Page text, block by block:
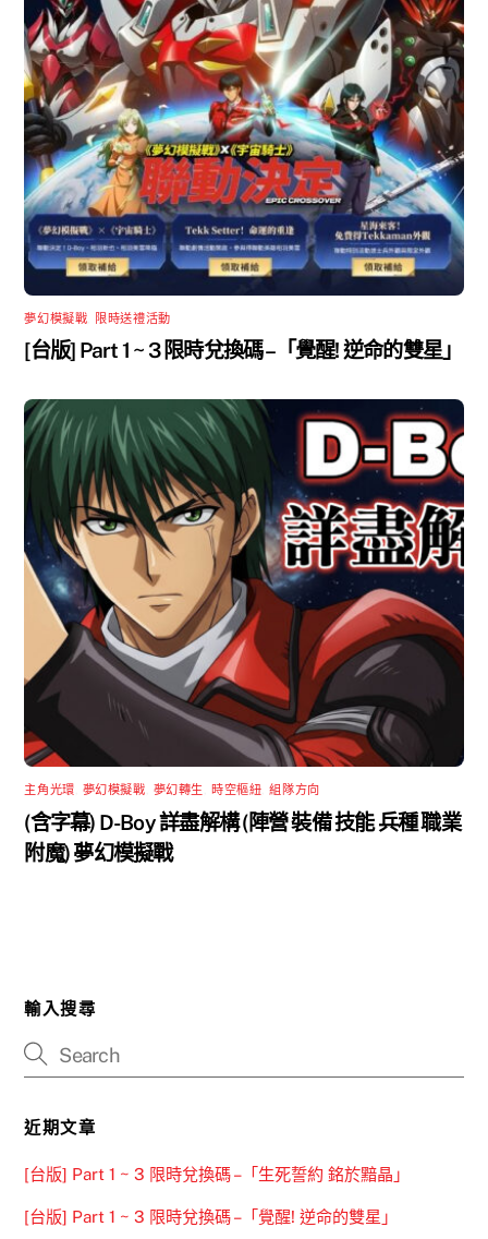
夢幻模擬戰 限時送禮活動
[台版] Part 1 ~ 3 限時兌換碼 –「覺醒! 逆命的雙星」
主角光環 夢幻模擬戰 夢幻轉生 時空樞紐 ,組隊方向
(含字幕) D-Boy 詳盡解構 (陣營 裝備 技能 兵種 職業
附魔) 夢幻模擬戰
輸入搜尋
近期文章
[台版] Part 1 ~ 3 限時兌換碼 –「生死誓約 銘於黯晶」
[台版] Part 1 ~ 3 限時兌換碼 –「覺醒! 逆命的雙星」